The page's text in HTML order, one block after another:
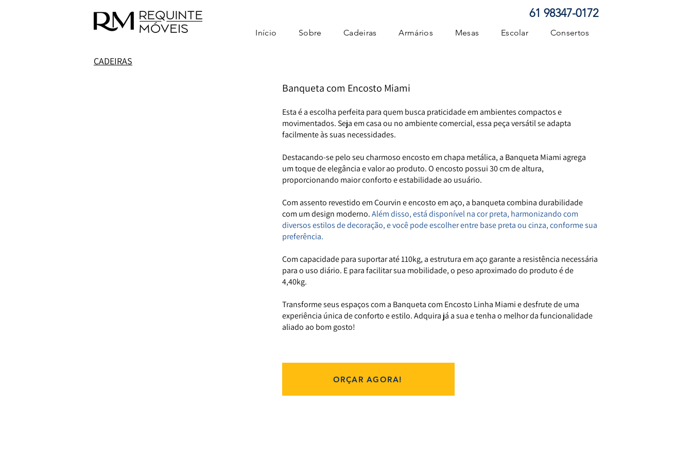
61 98347-0172
Início Sobre Cadeiras Armários Mesas Escolar Consertos
CADEIRAS
Banqueta com Encosto Miami
Esta é a escolha perfeita para quem busca praticidade em ambientes compactos e
movimentados. Seja em casa ou no ambiente comercial, essa peça versátil se adapta
facilmente às suas necessidades.
Destacando-se pelo seu charmoso encosto em chapa metálica, a Banqueta Miami agrega
um toque de elegância e valor ao produto. O encosto possui 30 cm de altura,
proporcionando maior conforto e estabilidade ao usuário.
Com assento revestido em Courvin e encosto em aço, a banqueta combina durabilidade
com um design moderno.Além disso, está disponível na cor preta, harmonizando com
diversos estilos de decoração, e você pode escolher entre base preta ou cinza, conforme sua
preferência.
Com capacidade para suportar até 110kg, a estrutura em aço garante a resistência necessária
para o uso diário. E para facilitar sua mobilidade, o peso aproximado do produto é de
4,40kg.
Transforme seus espaços com a Banqueta com Encosto Linha Miami e desfrute de uma
experiência única de conforto e estilo. Adquira já a sua e tenha o melhor dafuncionalidade
aliado ao bom gosto!
ORÇAR AGORA!